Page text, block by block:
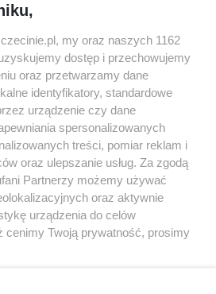
Specjalny koncert z okazji
20. urodzin portalu
wSzczecinie.pl
Regulamin konkursów
śniadaniówka "Hej
Szczecin! Jest piątek!"
my oraz naszych 1162
dostęp i przechowujemy
oraz przetwarzamy dane
identyfikatory, standardowe
urządzenie czy dane
spersonalizowanych
treści, pomiar reklam i
oraz ulepszanie usług. Za zgodą
Partnerzy możemy używać
oraz aktywnie
urządzenia do celów
cenimy Twoją prywatność, prosimy